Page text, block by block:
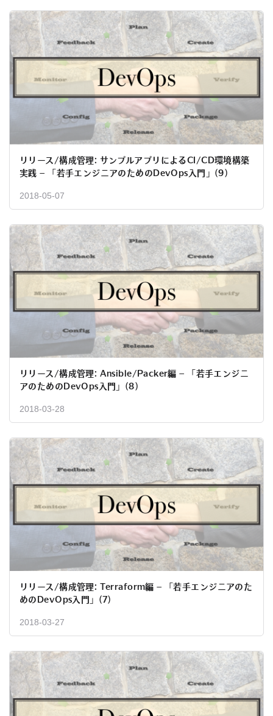
リリース/構成管理: サンプルアプリによるCI/CD環境構築
実践 – 「若手エンジニアのためのDevOps入門」(9)
2018-05-07
リリース/構成管理: Ansible/Packer編 – 「若手エンジニ
アのためのDevOps入門」(8)
2018-03-28
リリース/構成管理: Terraform編 – 「若手エンジニアのた
めのDevOps入門」(7)
2018-03-27